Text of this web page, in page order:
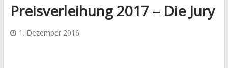
Preisverleihung 2017 – Die Jury
1. Dezember 2016